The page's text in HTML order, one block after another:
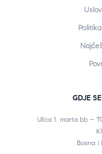
GDJE
Ulica 1. marta bb –
Bosna i